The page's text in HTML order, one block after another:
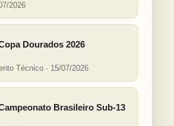
2026
Dourados 2026
Técnico · 15/07/2026
Brasileiro Sub-13